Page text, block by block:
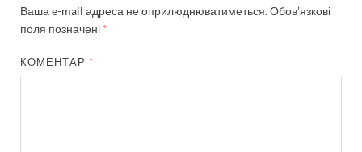
Ваша e-mail адреса не оприлюднюватиметься.Обов’язкові
поля позначені *
КОМЕНТАР *